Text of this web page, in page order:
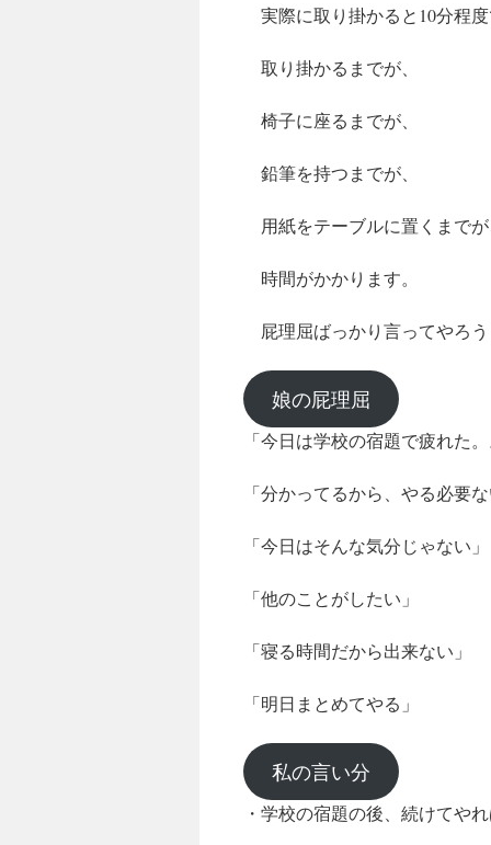
実際に取り掛かると10分程
取り掛かるまでが、
椅子に座るまでが、
鉛筆を持つまでが、
用紙をテーブルに置くまで
時間がかかります。
屁理屈ばっかり言ってやろ
娘の屁理屈
「今日は学校の宿題で疲れた
「分かってるから、やる必要
「今日はそんな気分じゃない」
「他のことがしたい」
「寝る時間だから出来ない」
「明日まとめてやる」
私の言い分
・学校の宿題の後、続けてや